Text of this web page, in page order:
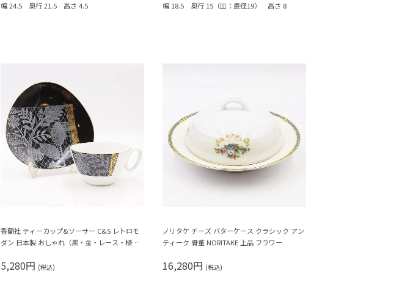
幅 24.5 奥行 21.5 高さ 4.5 幅 18.5 奥行 15（皿：直径19） 高さ 8
香蘭社 ティーカップ&ソーサー C&S レトロモ
ダン 日本製 おしゃれ（黒・金・レース・植
5,280円 (税込)
ノリタケ チーズ バターケース クラシック アン
ティーク 骨董 NORITAKE 上品 フラワー
16,280円 (税込)